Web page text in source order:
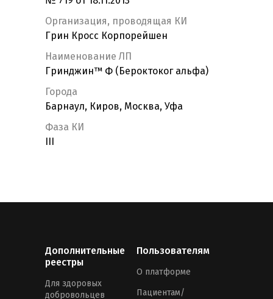
Организация, проводящая КИ
Грин Кросс Корпорейшен
Наименование ЛП
Гринджин™ Ф (Бероктоког альфа)
Города
Барнаул, Киров, Москва, Уфа
Фаза КИ
Дополнительные
реестры
Для здоровых
добровольцев
Пользователям
О платформе
Пациентам/